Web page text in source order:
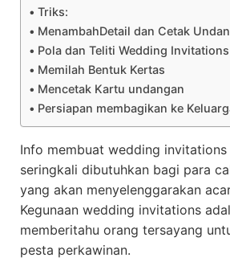
Triks:
MenambahDetail dan Cetak
Pola dan Teliti Wedding Invitations
Memilah Bentuk Kertas
Mencetak Kartu undangan
Persiapan membagikan ke
Info membuat wedding
seringkali dibutuhkan bagi para
yang akan menyelenggarakan
Kegunaan wedding invitations
memberitahu orang tersayang
pesta perkawinan.